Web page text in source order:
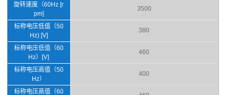
旋转速度（60Hz [r
pm]
3500
标称电压低值（50
Hz) [V]
380
标称电压低值（60
Hz）[V]
460
标称电压高值（50
Hz）
400
标称电压高值（60